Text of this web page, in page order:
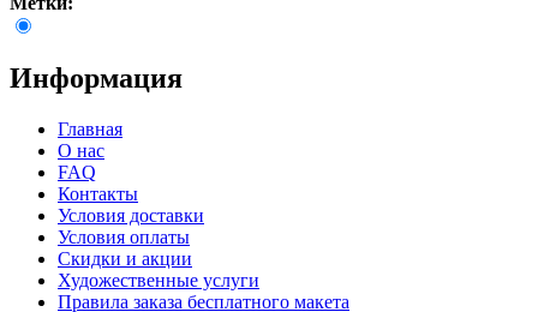
Информация
Главная
О нас
FAQ
Контакты
Условия доставки
Условия оплаты
Скидки и акции
Художественные услуги
Правила заказа бесплатного макета